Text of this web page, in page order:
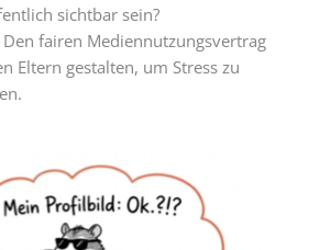
sichtbar sein?
fairen Mediennutzungsvertrag
Eltern gestalten, um Stress zu